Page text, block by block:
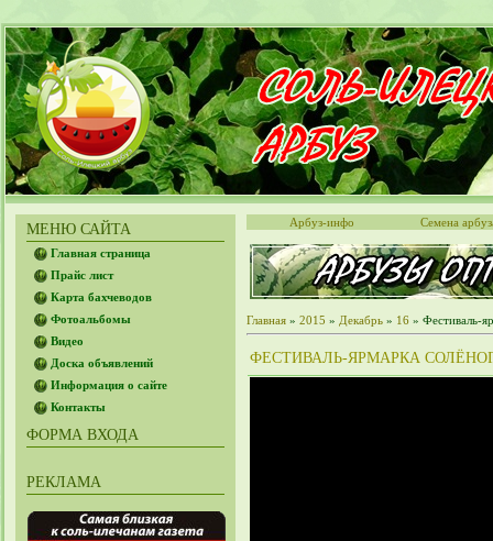
МЕНЮ САЙТА
Главная страница
Прайс лист
Карта бахчеводов
Фотоальбомы
Видео
Доска объявлений
Информация о сайте
Контакты
ФОРМА ВХОДА
РЕКЛАМА
Арбуз-инфо Семена
Главная » 2015 » Декабрь » 16 » Фестиваль-
ФЕСТИВАЛЬ-ЯРМАРКА